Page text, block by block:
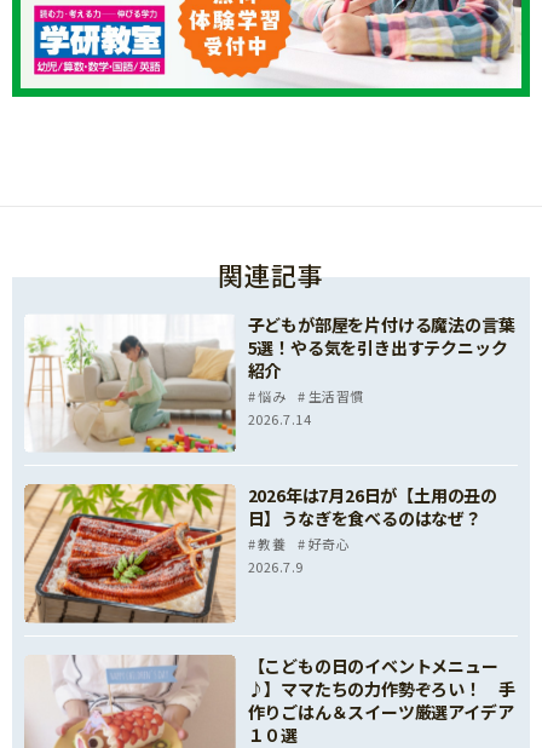
関連記事
子どもが部屋を片付ける魔法の言葉
5選！やる気を引き出すテクニック
紹介
悩み
生活習慣
2026.7.14
2026年は7月26日が【土用の丑の
日】うなぎを食べるのはなぜ？
教養
好奇心
2026.7.9
【こどもの日のイベントメニュー
♪】ママたちの力作勢ぞろい！ 手
作りごはん＆スイーツ厳選アイデア
１０選